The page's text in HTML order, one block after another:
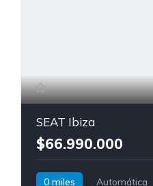
SEAT Ibiza
$66.990.000
0 miles Automática